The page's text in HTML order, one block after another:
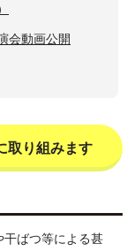
会動画公開
取り組みます
干ばつ等による甚